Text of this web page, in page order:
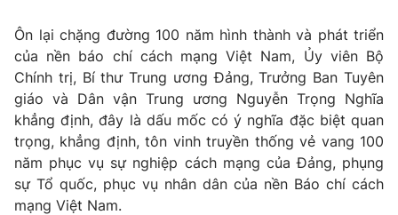
Liên hệ tòa soạn English
THỜI BÁO VTV
Theo dõi báo trên
Ôn lại chặng đường 100 năm hình thành và phát triển
của nền báo chí cách mạng Việt Nam, Ủy viên Bộ
Chính trị, Bí thư Trung ương Đảng, Trưởng Ban Tuyên
giáo và Dân vận Trung ương Nguyễn Trọng Nghĩa
khẳng định, đây là dấu mốc có ý nghĩa đặc biệt quan
trọng, khẳng định, tôn vinh truyền thống vẻ vang 100
năm phục vụ sự nghiệp cách mạng của Đảng, phụng
sự Tổ quốc, phục vụ nhân dân của nền Báo chí cách
mạng Việt Nam.